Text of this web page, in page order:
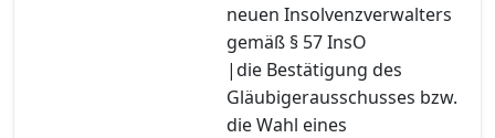
neuen Insolvenzverwalters
gemäß § 57 InsO
|die Bestätigung des
Gläubigerausschusses bzw.
die Wahl eines